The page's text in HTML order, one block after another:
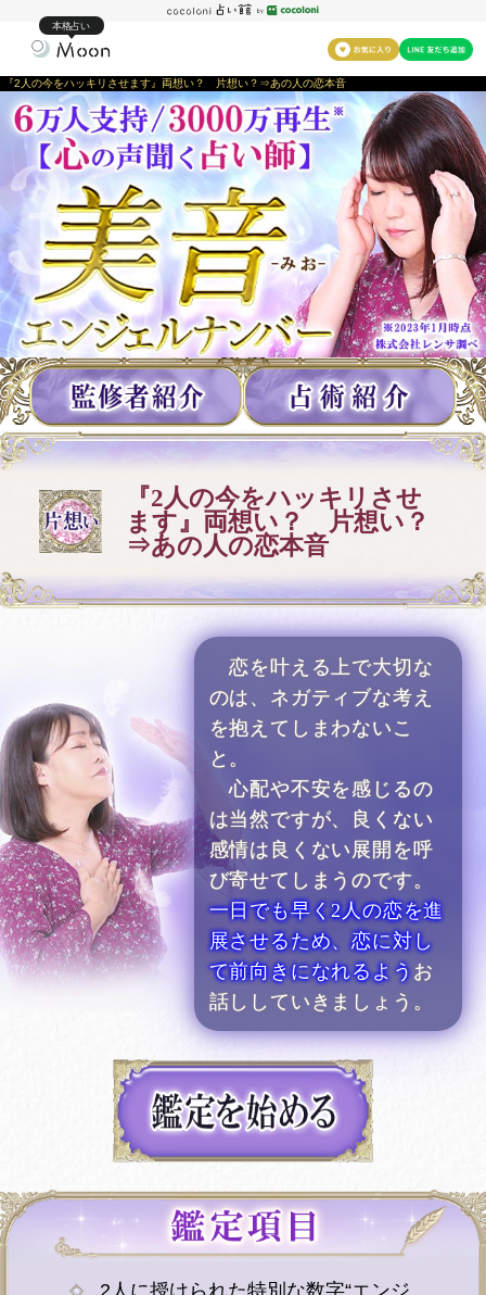
本格占い
『2人の今をハッキリさせます』両想い？ 片想い？⇒あの人の恋本音
『2人の今をハッキリさせ
ます』両想い？ 片想い？
⇒あの人の恋本音
恋を叶える上で大切な
のは、ネガティブな考え
を抱えてしまわないこ
と。
心配や不安を感じるの
は当然ですが、良くない
感情は良くない展開を呼
び寄せてしまうのです。
一日でも早く2人の恋を進
展させるため、恋に対し
て前向きになれるよう お
話ししていきましょう。
2人に授けられた特別な数字“エンジ